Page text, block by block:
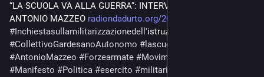
“LA SCUOLA VA ALLA GUERRA”: INTERVISTA CON L’AUTORE
ANTONIO MAZZEO radiondadurto.org/2024/05/21/l
# Inchiestasullamilitarizzazionedell
#CollettivoGardesanoAutonomo # lascuolavaallaguerra
#AntonioMazzeo #Forzearmate #Movimento
#Manifesto #Politica #esercito #militari